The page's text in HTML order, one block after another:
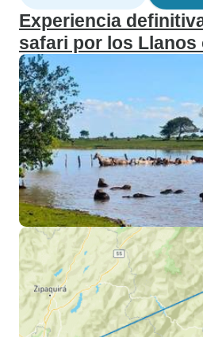
Experiencia
safari por los Llanos